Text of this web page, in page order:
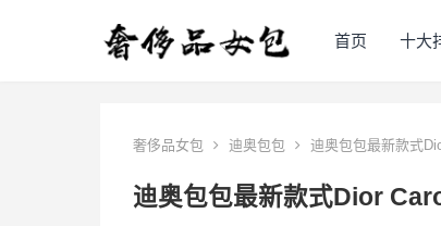
首页 十大
奢侈品女包 迪奥包包 迪奥包包最新款式
迪奥包包最新款式Dior